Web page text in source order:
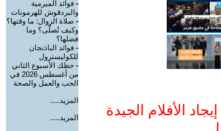
الأفلام الجيدة
- فوائد الميرمية
والبردقوش للهرمونات
- صلاة الزوال: ما وقتها؟
وكيف تُصلّى؟ وما
فضلها؟
- فوائد الباذنجان
للكوليسترول
- حظك الأسبوع الثاني
من أغسطس 2026 في
الحب والعمل والصحة
المزيد.....
المزيد.....